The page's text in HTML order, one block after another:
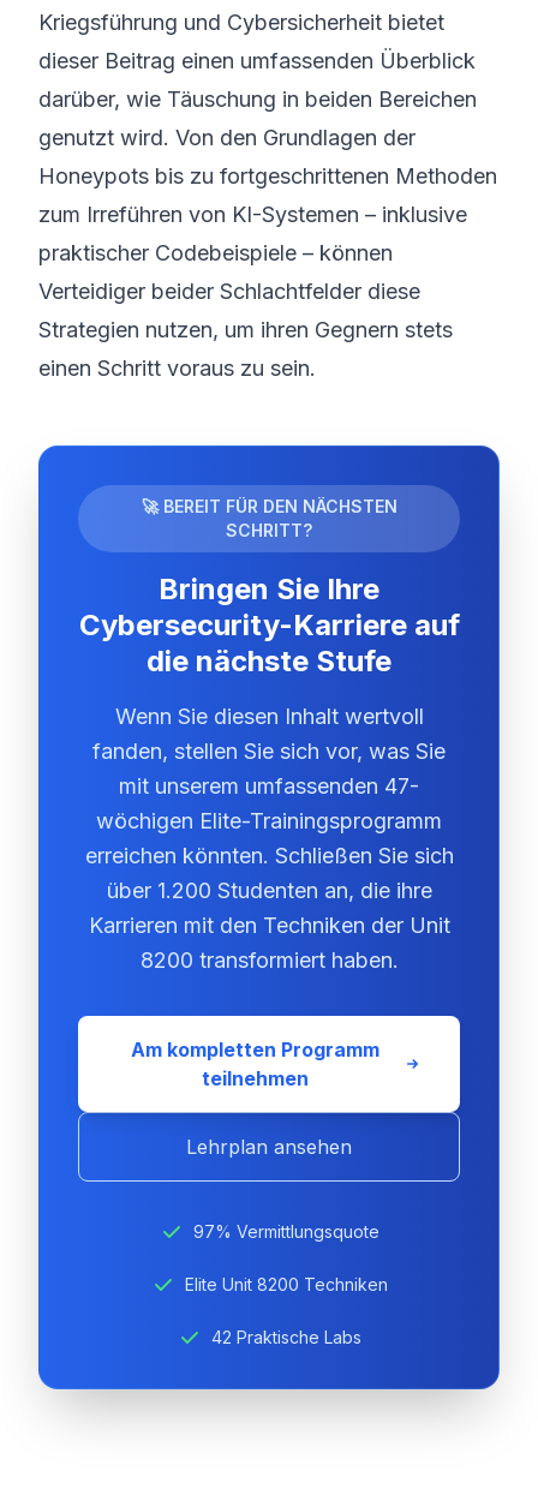
Kriegsführung und Cybersicherheit bietet
dieser Beitrag einen umfassenden Überblick
darüber, wie Täuschung in beiden Bereichen
genutzt wird. Von den Grundlagen der
Honeypots bis zu fortgeschrittenen Methoden
zum Irreführen von KI-Systemen – inklusive
praktischer Codebeispiele – können
Verteidiger beider Schlachtfelder diese
Strategien nutzen, um ihren Gegnern stets
einen Schritt voraus zu sein.
🚀 BEREIT FÜR DEN NÄCHSTEN
SCHRITT?
Bringen Sie Ihre
Cybersecurity-Karriere auf
die nächste Stufe
Wenn Sie diesen Inhalt wertvoll
fanden, stellen Sie sich vor, was Sie
mit unserem umfassenden 47-
wöchigen Elite-Trainingsprogramm
erreichen könnten. Schließen Sie sich
über 1.200 Studenten an, die ihre
Karrieren mit den Techniken der Unit
8200 transformiert haben.
Am kompletten Programm
teilnehmen
Lehrplan ansehen
97% Vermittlungsquote
Elite Unit 8200 Techniken
42 Praktische Labs